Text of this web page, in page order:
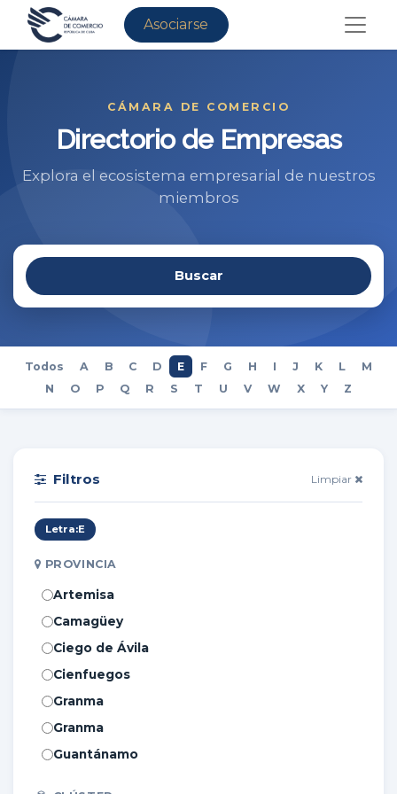
Asociarse
CÁMARA DE COMERCIO
Directorio de Empresas
Explora el ecosistema empresarial de nuestros
miembros
Buscar
Todos A B C D E F G H I J K L
M
N
O P Q R S T U V W X Y Z
Filtros Limpiar
Letra:E
PROVINCIA
Artemisa
Camagüey
Ciego de Ávila
Cienfuegos
Granma
Granma
Guantánamo